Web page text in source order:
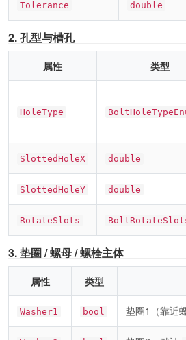
Tolerance double
2. 孔型与槽孔
属性 类型
HoleType
SlottedHoleX double
SlottedHoleY double
RotateSlots
3. 垫圈 / 螺母 / 螺栓主体
属性 类型
Washer1 bool 垫圈1（靠近